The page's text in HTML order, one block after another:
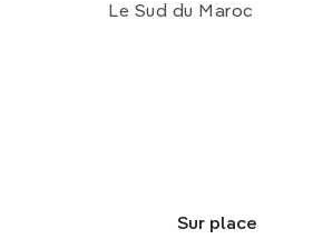
Le Sud du Maroc
Sur place